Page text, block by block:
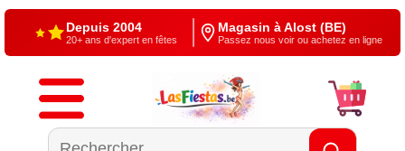
Depuis 2004
20+ ans d'expert en fêtes
Magasin à Alost (BE)
Passez nous voir ou achetez en ligne
Livraison gratuite